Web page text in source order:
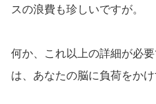
スの浪費も珍しいですが。
何か、これ以上の詳細が必
は、あなたの脳に負荷をか